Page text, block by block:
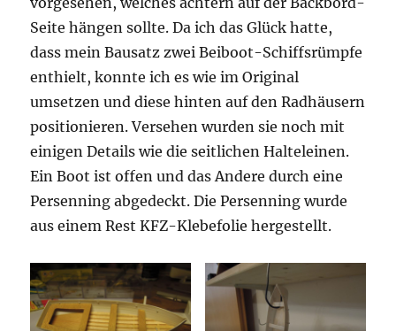
Seite hängen sollte. Da ich das Glück hatte,
dass mein Bausatz zwei Beiboot-Schiffsrümpfe
enthielt, konnte ich es wie im Original
umsetzen und diese hinten auf den Radhäusern
positionieren. Versehen wurden sie noch mit
einigen Details wie die seitlichen Halteleinen.
Ein Boot ist offen und das Andere durch eine
Persenning abgedeckt. Die Persenning wurde
aus einem Rest KFZ-Klebefolie hergestellt.